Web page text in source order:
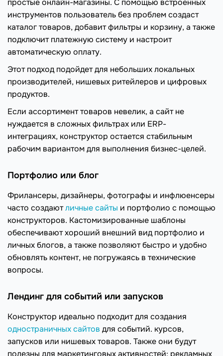
простые онлайн-магазины. С помощью встроенных
инструментов пользователь без проблем создаст
каталог товаров, добавит фильтры и корзину, а также
подключит платежную систему и настроит
автоматическую оплату.
Этот подход подойдет для небольших локальных
производителей, нишевых ритейлеров и цифровых
продуктов.
Если ассортимент товаров невелик, а сайт не
нуждается в сложных фильтрах или ERP-
интеграциях, конструктор остается стабильным
рабочим вариантом для выполнения бизнес-целей.
Портфолио или блог
Фрилансеры, дизайнеры, фотографы и инфлюенсеры
часто создаютличные сайты и портфолио с помощью
конструкторов. Кастомизированные шаблоны
обеспечивают хороший внешний вид портфолио и
личных блогов, а также позволяют быстро и удобно
обновлять контент, не погружаясь в технические
вопросы.
Лендинг для событий или запусков
Конструктор идеально подходит для создания
одностраничных сайтов для событий. курсов,
запусков или нишевых товаров. Также они будут
полезны для маркетинговых активностей: рекламных